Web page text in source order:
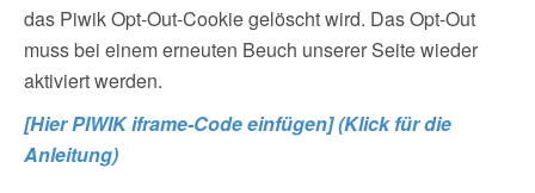
das Piwik Opt-Out-Cookie gelöscht wird. Das Opt-Out
muss bei einem erneuten Beuch unserer Seite wieder
aktiviert werden.
[Hier PIWIK iframe-Code einfügen] (Klick für die
Anleitung)